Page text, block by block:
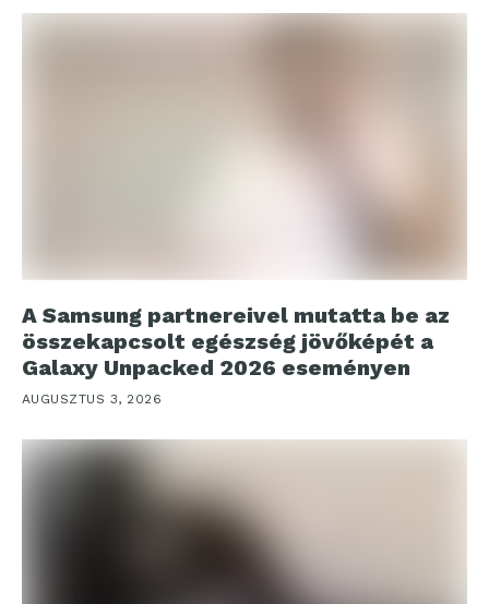
A Samsung partnereivel mutatta be az
összekapcsolt egészség jövőképét a
Galaxy Unpacked 2026 eseményen
AUGUSZTUS 3, 2026